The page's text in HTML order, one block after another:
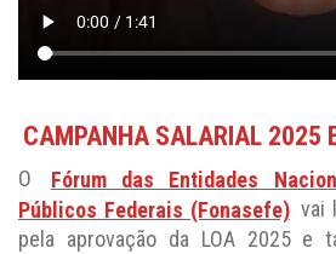
CAMPANHA SALARIAL 2025
O
Fórum das Entidades
Públicos Federais (Fonasefe) vai
pela aprovação da LOA 2025 e